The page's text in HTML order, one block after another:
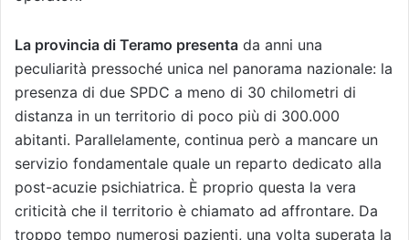
La provincia di Teramo presenta da anni una
peculiarità pressoché unica nel panorama nazionale: la
presenza di due SPDC a meno di 30 chilometri di
distanza in un territorio di poco più di 300.000
abitanti. Parallelamente, continua però a mancare un
servizio fondamentale quale un reparto dedicato alla
post-acuzie psichiatrica. È proprio questa la vera
criticità che il territorio è chiamato ad affrontare. Da
troppo tempo numerosi pazienti, una volta superata la